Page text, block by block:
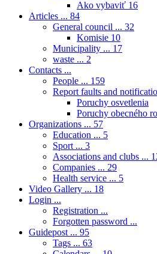
Ako vybaviť 16
Articles ... 84
General council ... 32
Komisie 10
Municipality ... 17
waste ... 2
Contacts ...
People ... 159
Report faults and
Poruchy osvetlenia
Poruchy obecného
Organizations ... 57
Education ... 5
Sport ... 3
Associations and clubs ...
Companies ... 29
Health service ... 5
Video Gallery ... 18
Login ...
Registration ...
Forgotten password ...
Guidepost ... 95
Tags ... 63